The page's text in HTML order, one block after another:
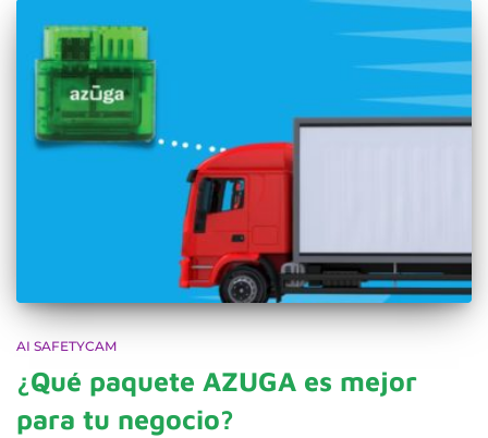
AI SAFETYCAM
¿Qué paquete AZUGA es mejor
para tu negocio?